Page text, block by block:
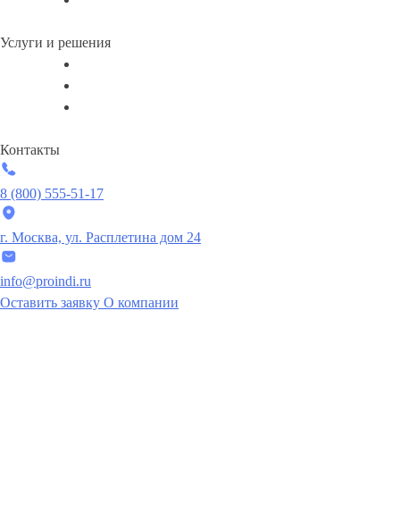
Услуги и решения
Контакты
8 (800) 555-51-17
г. Москва, ул. Расплетина дом 24
info@proindi.ru
Оставить заявку О компании